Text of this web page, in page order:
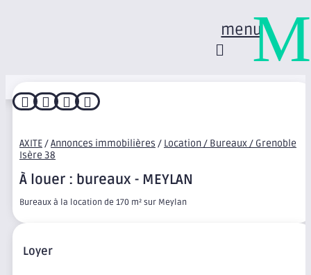
menu
   
AXITE/Annonces immobilières / Location / Bureaux / Grenoble
Isère 38
À louer : bureaux - MEYLAN
Bureaux à la location de 170 m² sur Meylan
Loyer
M